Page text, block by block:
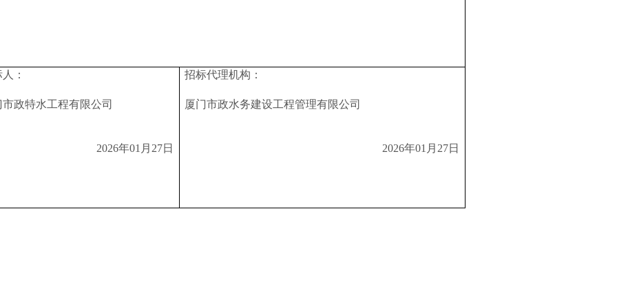
：
政特水工程有限公司
2026年01 月 27日
招标代理机构：
厦门市政水务建设工程管理有限公司
2026年01 月 27日